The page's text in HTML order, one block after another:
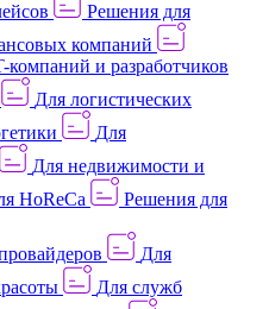
Решения для
компаний
компаний и разработчиков
Для логистических
Для
Для недвижимости и
HoReCa
Решения для
Для
Для служб